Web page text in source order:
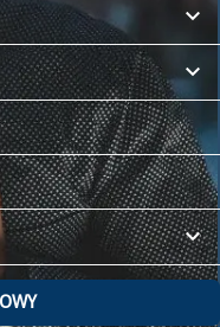


keyboard_arrow_down